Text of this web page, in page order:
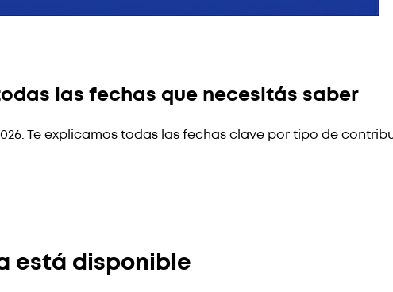
las fechas que necesitás saber
Te explicamos todas las fechas clave por tipo de
está disponible